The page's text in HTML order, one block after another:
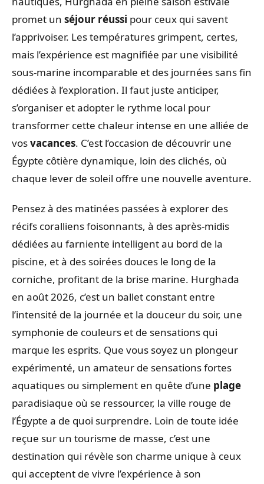
promet un séjour réussi pour ceux qui savent
l’apprivoiser. Les températures grimpent, certes,
mais l’expérience est magnifiée par une visibilité
sous-marine incomparable et des journées sans fin
dédiées à l’exploration. Il faut juste anticiper,
s’organiser et adopter le rythme local pour
transformer cette chaleur intense en une alliée de
vosvacances. C’est l’occasion de découvrir une
Égypte côtière dynamique, loin des clichés, où
chaque lever de soleil offre une nouvelle aventure.
Pensez à des matinées passées à explorer des
récifs coralliens foisonnants, à des après-midis
dédiées au farniente intelligent au bord de la
piscine, et à des soirées douces le long de la
corniche, profitant de la brise marine. Hurghada
en août 2026, c’est un ballet constant entre
l’intensité de la journée et la douceur du soir, une
symphonie de couleurs et de sensations qui
marque les esprits. Que vous soyez un plongeur
expérimenté, un amateur de sensations fortes
aquatiques ou simplement en quête d’une plage
paradisiaque où se ressourcer, la ville rouge de
l’Égypte a de quoi surprendre. Loin de toute idée
reçue sur un tourisme de masse, c’est une
destination qui révèle son charme unique à ceux
qui acceptent de vivre l’expérience à son